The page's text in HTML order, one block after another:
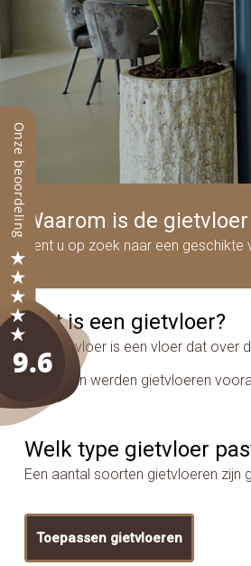
Waarom is de
Bent u op zoek naar een
Wat is een gietvloer?
Een gietvloer is een vloer dat
Voorheen werden gietvloeren
Welk type gietvloer
Een aantal soorten gietvloeren zijn
Toepassen gietvloeren